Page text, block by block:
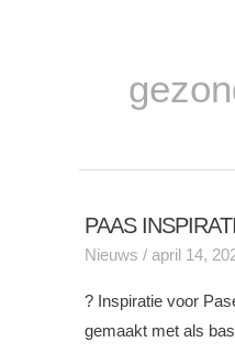
PAAS
Nieuws / april 14,
? Inspiratie voor
gemaakt met als
PAAS
INSPIRATIE